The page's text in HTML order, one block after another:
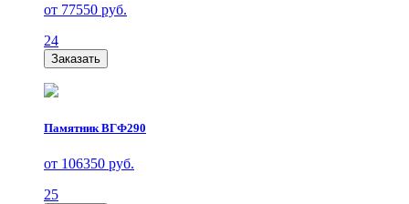
от 77550 руб.
24
Заказать
Памятник ВГФ290
от 106350 руб.
25